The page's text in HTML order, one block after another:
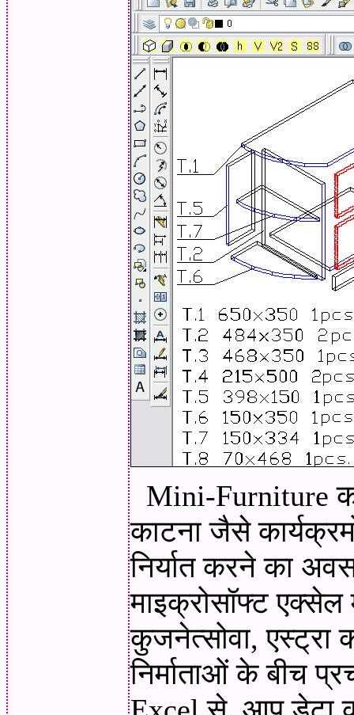
Mini-Furniture
काटना जैसे
निर्यात करने का
माइक्रोसॉफ्ट
कुजनेत्सोवा, एस्ट्रा
निर्माताओं के बीच